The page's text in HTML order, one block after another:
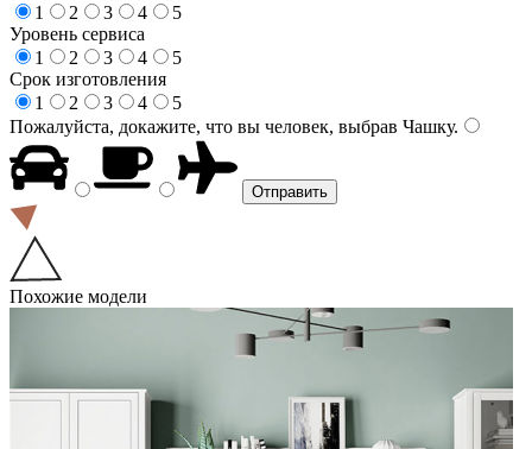
1
2 3 4
5
Уровень сервиса
1
2 3 4
5
Срок изготовления
1
2 3 4
5
Пожалуйста, докажите, что вы человек, выбрав Чашку.
Похожие модели